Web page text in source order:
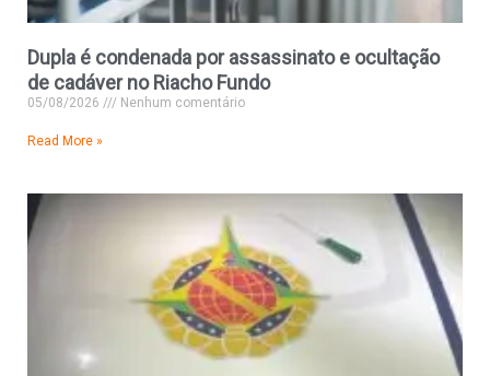
Dupla é condenada por assassinato e ocultação
de cadáver no Riacho Fundo
05/08/2026 Nenhum comentário
Read More »